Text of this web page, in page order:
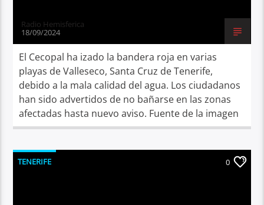
Radio Hemisferica
18/09/2024
El Cecopal ha izado la bandera roja en varias
playas de Valleseco, Santa Cruz de Tenerife,
debido a la mala calidad del agua. Los ciudadanos
han sido advertidos de no bañarse en las zonas
afectadas hasta nuevo aviso. Fuente de la imagen
TENERIFE 0